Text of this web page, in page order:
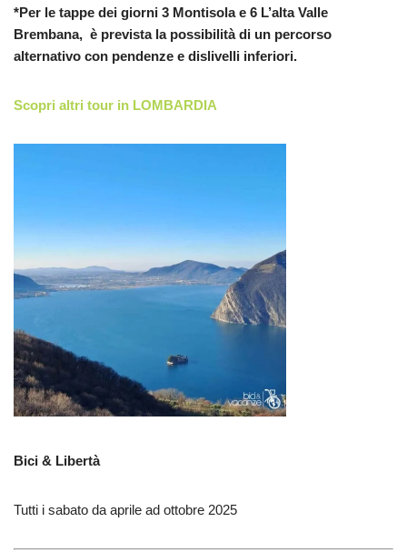
*Per le tappe dei giorni 3 Montisola e 6 L’alta Valle
Brembana, è prevista la possibilità di un percorso
alternativo con pendenze e dislivelli inferiori.
Scopri altri tour in LOMBARDIA
Bici & Libertà
Tutti i sabato da aprile ad ottobre 2025